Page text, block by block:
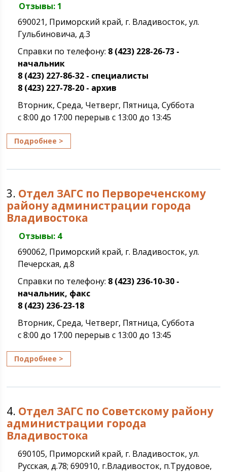
Отзывы: 1
690021, Приморский край, г. Владивосток, ул.
Гульбиновича, д.3
Справки по телефону: 8 (423) 228-26-73 -
начальник
8 (423) 227-86-32 - специалисты
8 (423) 227-78-20 - архив
Вторник, Среда, Четверг, Пятница, Суббота
с 8:00 до 17:00 перерыв с 13:00 до 13:45
Подробнее >
3. Отдел ЗАГС по Первореченскому
району администрации города
Владивостока
Отзывы: 4
690062, Приморский край, г. Владивосток, ул.
Печерская, д.8
Справки по телефону: 8 (423) 236-10-30 -
начальник, факс
8 (423) 236-23-18
Вторник, Среда, Четверг, Пятница, Суббота
с 8:00 до 17:00 перерыв с 13:00 до 13:45
Подробнее >
4. Отдел ЗАГС по Советскому району
администрации города
Владивостока
690105, Приморский край, г. Владивосток, ул.
Русская, д.78; 690910, г.Владивосток, п.Трудовое,